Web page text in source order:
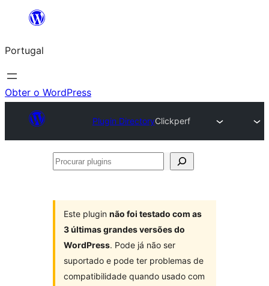
Saltar
o
conteúdo
Portugal
Obter o WordPress
Plugin DirectoryClickperf
Procurar
Este plugin não foi testado com as
3 últimas grandes versões do
WordPress. Pode já não ser
suportado e pode ter problemas de
compatibilidade quando usado com